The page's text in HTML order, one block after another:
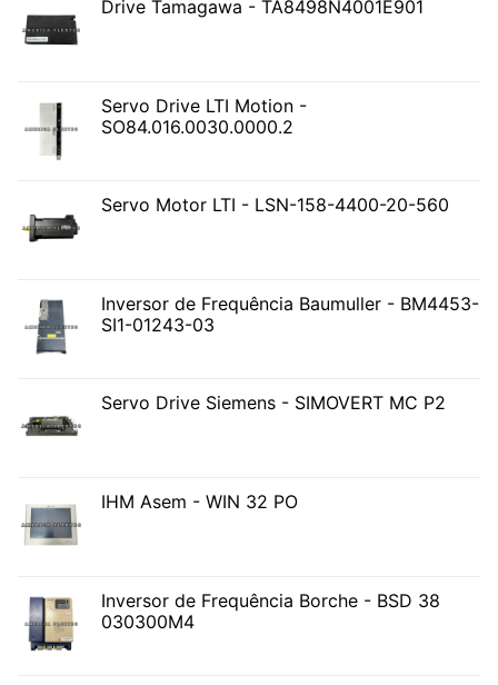
Drive Tamagawa - TA8498N4001E901
Servo Drive LTI Motion -
SO84.016.0030.0000.2
Servo Motor LTI - LSN-158-4400-20-560
Inversor de Frequência Baumuller - BM4453-
SI1-01243-03
Servo Drive Siemens - SIMOVERT MC P2
IHM Asem - WIN 32 PO
Inversor de Frequência Borche - BSD 38
030300M4